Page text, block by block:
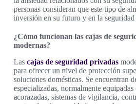
personas consideran que este tipo de
inversión en su futuro y en la seguridad
¿Cómo funcionan las cajas de
modernas?
Las cajas de seguridad privadas
para ofrecer un nivel de protección
soluciones domésticas. Se encuentran
especializadas, normalmente equipadas
acorazadas, sistemas de vigilancia,